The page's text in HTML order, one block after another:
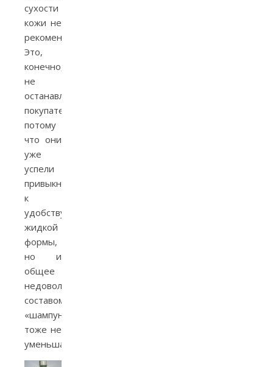
сухости
кожи не
рекомендуется.
Это,
конечно,
не
останавливало
покупательниц,
потому
что они
уже
успели
привыкнуть
к
удобству
жидкой
формы,
но и
общее
недовольство
составом
«шампуня»
тоже не
уменьшалось.